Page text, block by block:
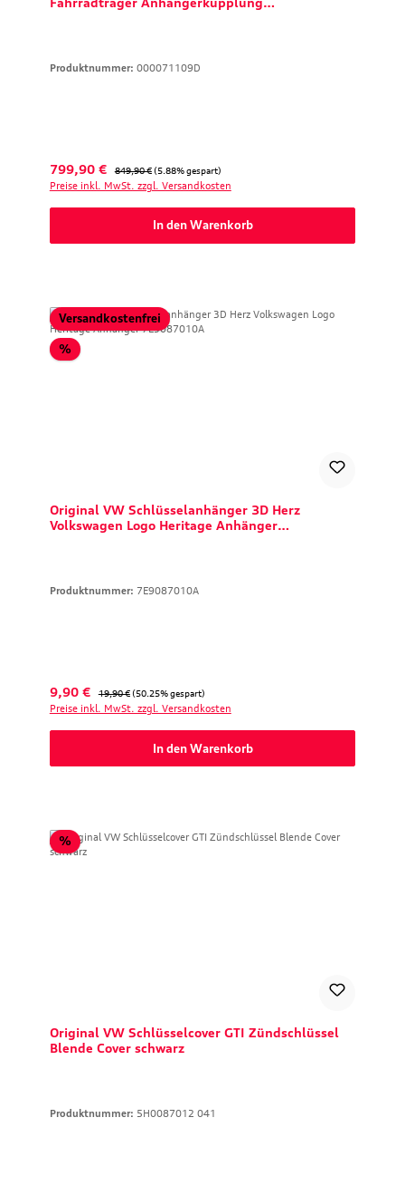
Produktnummer: 000071109D
Verkaufspreis:
799,90 € Regulärer Preis:
849,90 € (5.88% gespart)
Preise inkl. MwSt. zzgl. Versandkosten
In den Warenkorb
Versandkostenfrei
%Rabatt
Original VW Schlüsselanhänger 3D Herz
Volkswagen Logo Heritage Anhänger
Produktnummer: 7E9087010A
Verkaufspreis:
9,90 € Regulärer Preis:
19,90 € (50.25% gespart)
Preise inkl. MwSt. zzgl. Versandkosten
In den Warenkorb
%Rabatt
Original VW Schlüsselcover GTI Zündschlüssel
Blende Cover schwarz
Produktnummer: 5H0087012 041